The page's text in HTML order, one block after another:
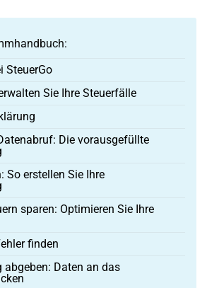
SteuerGo
Sie Ihre Steuerfälle
Die vorausgefüllte
So erstellen Sie Ihre
sparen: Optimieren Sie Ihre
finden
abgeben: Daten an das